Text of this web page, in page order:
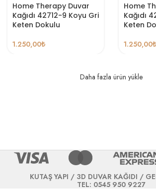
Home Therapy Duvar
Kağıdı 42712-9 Koyu Gri
Keten Dokulu
1.250,00₺
Home
Kağıdı
Keten
1.250,00₺
Daha fazla ürün yükle
KUTAŞ YAPI / 3D DUVAR KAĞIDI /
TEL: 0545 950 9227